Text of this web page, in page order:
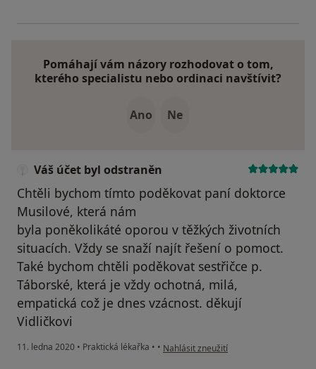
Pomáhají vám názory rozhodovat o tom,
kterého specialistu nebo ordinaci navštívit?
Ano Ne
Váš účet byl odstraněn
Chtěli bychom tímto poděkovat paní doktorce
Musilové, která nám
byla poněkolikáté oporou v těžkých životních
situacích. Vždy se snaží najít řešení o pomoct.
Také bychom chtěli poděkovat sestřičce p.
Táborské, která je vždy ochotná, milá,
empatická což je dnes vzácnost. děkují
Vidličkovi
11. ledna 2020 • Praktická lékařka • • podle názoru uživatele Váš účet byl
Nahlásit zneužití